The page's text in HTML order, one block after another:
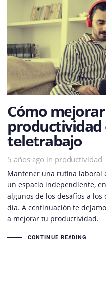
Cómo
productividad
teletrabajo
5 años ago in
Tags productividad
Mantener una rutina laboral
un espacio independiente,
algunos de los desafíos a
día. A continuación te
a mejorar tu productividad.
CONTINUE READING